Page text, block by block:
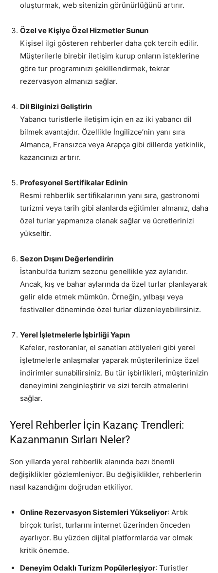
oluşturmak, web sitenizin görünürlüğünü artırır.
Özel ve Kişiye Özel Hizmetler Sunun
Kişisel ilgi gösteren rehberler daha çok tercih edilir.
Müşterilerle birebir iletişim kurup onların isteklerine
göre tur programınızı şekillendirmek, tekrar
rezervasyon almanızı sağlar.
Dil Bilginizi Geliştirin
Yabancı turistlerle iletişim için en az iki yabancı dil
bilmek avantajdır. Özellikle İngilizce’nin yanı sıra
Almanca, Fransızca veya Arapça gibi dillerde yetkinlik,
kazancınızı artırır.
Profesyonel Sertifikalar Edinin
Resmi rehberlik sertifikalarının yanı sıra, gastronomi
turizmi veya tarih gibi alanlarda eğitimler almanız, daha
özel turlar yapmanıza olanak sağlar ve ücretlerinizi
yükseltir.
Sezon Dışını Değerlendirin
İstanbul’da turizm sezonu genellikle yaz aylarıdır.
Ancak, kış ve bahar aylarında da özel turlar planlayarak
gelir elde etmek mümkün. Örneğin, yılbaşı veya
festivaller döneminde özel turlar düzenleyebilirsiniz.
Yerel İşletmelerle İşbirliği Yapın
Kafeler, restoranlar, el sanatları atölyeleri gibi yerel
işletmelerle anlaşmalar yaparak müşterilerinize özel
indirimler sunabilirsiniz. Bu tür işbirlikleri, müşterinizin
deneyimini zenginleştirir ve sizi tercih etmelerini
sağlar.
Yerel Rehberler İçin Kazanç Trendleri:
Kazanmanın Sırları Neler?
Son yıllarda yerel rehberlik alanında bazı önemli
değişiklikler gözlemleniyor. Bu değişiklikler, rehberlerin
nasıl kazandığını doğrudan etkiliyor.
Online Rezervasyon Sistemleri Yükseliyor: Artık
birçok turist, turlarını internet üzerinden önceden
ayarlıyor. Bu yüzden dijital platformlarda var olmak
kritik önemde.
Deneyim Odaklı Turizm Popülerleşiyor: Turistler